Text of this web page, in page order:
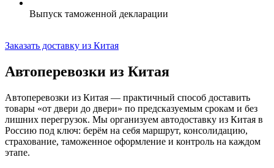
Выпуск таможенной декларации
Заказать доставку из Китая
Автоперевозки из Китая
Автоперевозки из Китая — практичный способ доставить
товары «от двери до двери» по предсказуемым срокам и без
лишних перегрузок. Мы организуем автодоставку из Китая в
Россию под ключ: берём на себя маршрут, консолидацию,
страхование, таможенное оформление и контроль на каждом
этапе.